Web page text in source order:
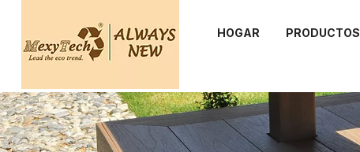
HOGAR PRODUCTOS